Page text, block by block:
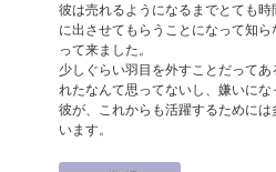
彼は売れるようになるまでとても
に出させてもらうことになって知
って来ました。
少しぐらい羽目を外すことだって
れたなんて思ってないし、嫌いにな
彼が、これからも活躍するために
います。